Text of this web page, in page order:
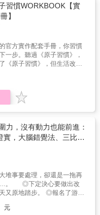
員工體驗暨變革管理大中華區
美商宏智國際顧問公司全球
經緯智庫(MGR Consulting)
理游舒帆｜商業思維學院院
社群/創辦人 蘇書平｜先
上按首字筆畫排序）
錄」，帶你快速查找，直擊痛
人包｣、｢快速啟動表｣與｢習
家練習別冊，帶你成為想成
暢銷書的官方實作配套手
中的關鍵下一步。聽過《原
過書？讀了《原子習慣》，
？不論是因為「知道卻做不
想「改變自我」卻苦無對
而寫！本書透過引導式書寫
練習，陪你更深入覺察自己
影響習慣形成的心理、環境
理解習慣」走向「活出習
然生成，讓壞習慣從生活裡
眼可見。‧書寫覺察問題：檢
，辨識影響行為的助力與阻
：突破習慣停滯期，即使遇
進。‧彈性調整計畫：因應人
調整習慣而不半途而廢。‧獨
全新觀點，掌握「不錯過兩
」等方法。【練習別冊】‧概
子習慣》的精華濃縮，一看
併施行，成為你想要的「身
習慣WORKBOOK【實
】
官方實作配套手冊，你習慣
一步。聽過《原子習慣》，
《原子習慣》，但生活改變
自我」卻苦無對策，本書都
透過引導式書寫問題與精心
更深入覺察自己的行為模
壞習慣從生活裡消聲匿跡。
不再卡關：習慣追蹤模板，讓
寫覺察問題：檢視自己與社
行為的助力與阻力。‧突破停
停滯期，即使遇到挫折也能
調整計畫：因應人生各種變
而不半途而廢。‧獨家首度公
，掌握「不錯過兩次」、
法。【練習別冊】‧概念懶人
》的精華濃縮，一看就懂，
力，沒有動力也能前進：
實，大腦錯覺法、三比二
成功無須苦撐就水到渠
堆事要處理，卻還是一拖再
出改
踏步。 ◎報名了游泳
元